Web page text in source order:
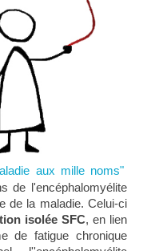
aux mille noms"
de l'encéphalomyélite
de la maladie. Celui-ci
isolée SFC, en lien
de fatigue chronique